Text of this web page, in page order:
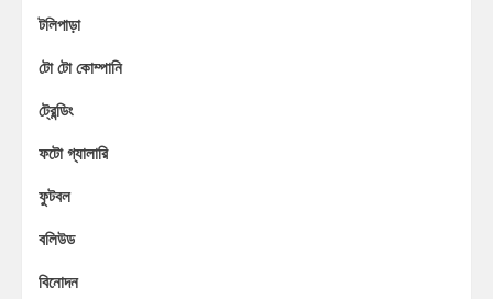
টলিপাড়া
টো টো কোম্পানি
ট্রেন্ডিং
ফটো গ্যালারি
ফুটবল
বলিউড
বিনোদন